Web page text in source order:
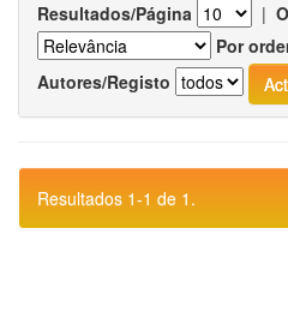
Resultados/Página |
Por
Autores/Registo
Resultados 1-1 de 1.